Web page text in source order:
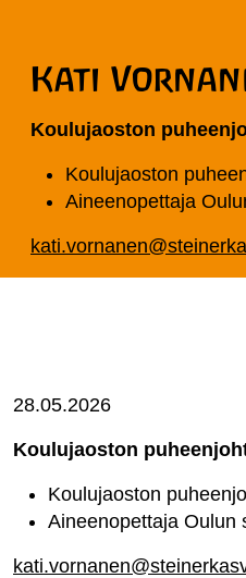
Kati
Koulujaoston
Koulujaoston
Aineenopettaja
28.05.2026
Koulujaoston
Koulujaoston
Aineenopettaja Oulun